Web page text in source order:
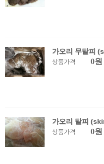
가오리 무탈피
상품가격 0원
가오리 탈피
상품가격 0원